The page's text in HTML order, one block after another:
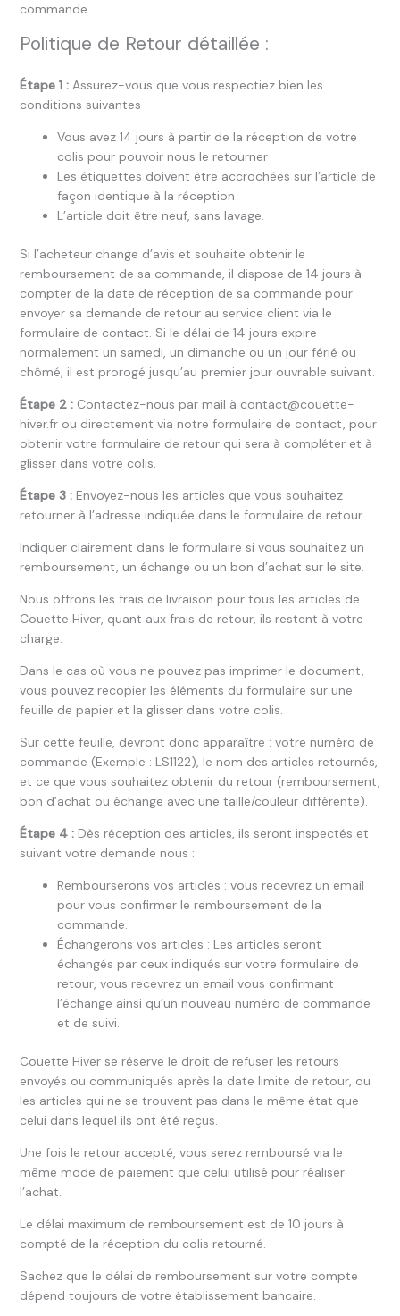
commande.
Politique de Retour détaillée :
Étape 1 :Assurez-vous que vous respectiez bien les
conditions suivantes :
Vous avez 14 jours à partir de la réception de votre
colis pour pouvoir nous le retourner
Les étiquettes doivent être accrochées sur l’article de
façon identique à la réception
L’article doit être neuf, sans lavage.
Si l’acheteur change d’avis et souhaite obtenir le
remboursement de sa commande, il dispose de 14 jours à
compter de la date de réception de sa commande pour
envoyer sa demande de retour au service client via le
formulaire de contact. Si le délai de 14 jours expire
normalement un samedi, un dimanche ou un jour férié ou
chômé, il est prorogé jusqu’au premier jour ouvrable suivant.
Étape 2 :Contactez-nous par mail à contact@couette-
hiver.fr ou directement via notre formulaire de contact, pour
obtenir votre formulaire de retour qui sera à compléter et à
glisser dans votre colis.
Étape 3 :Envoyez-nous les articles que vous souhaitez
retourner à l’adresse indiquée dans le formulaire de retour.
Indiquer clairement dans le formulaire si vous souhaitez un
remboursement, un échange ou un bon d’achat sur le site.
Nous offrons les frais de livraison pour tous les articles de
Couette Hiver, quant aux frais de retour, ils restent à votre
charge.
Dans le cas où vous ne pouvez pas imprimer le document,
vous pouvez recopier les éléments du formulaire sur une
feuille de papier et la glisser dans votre colis.
Sur cette feuille, devront donc apparaître : votre numéro de
commande (Exemple : LS1122), le nom des articles retournés,
et ce que vous souhaitez obtenir du retour (remboursement,
bon d’achat ou échange avec une taille/couleur différente).
Étape 4 :Dès réception des articles, ils seront inspectés et
suivant votre demande nous :
Rembourserons vos articles : vous recevrez un email
pour vous confirmer le remboursement de la
commande.
Échangerons vos articles : Les articles seront
échangés par ceux indiqués sur votre formulaire de
retour, vous recevrez un email vous confirmant
l’échange ainsi qu’un nouveau numéro de commande
et de suivi.
Couette Hiver se réserve le droit de refuser les retours
envoyés ou communiqués après la date limite de retour, ou
les articles qui ne se trouvent pas dans le même état que
celui dans lequel ils ont été reçus.
Une fois le retour accepté, vous serez remboursé via le
même mode de paiement que celui utilisé pour réaliser
l’achat.
Le délai maximum de remboursement est de 10 jours à
compté de la réception du colis retourné.
Sachez que le délai de remboursement sur votre compte
dépend toujours de votre établissement bancaire.